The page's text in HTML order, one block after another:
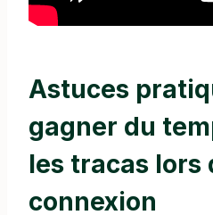
Astuces
gagner du
les tracas lors
connexion